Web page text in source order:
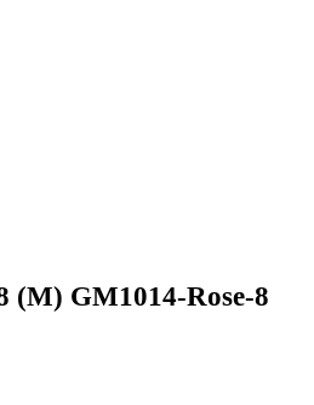
(M) GM1014-Rose-8